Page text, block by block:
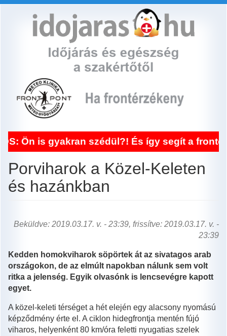
gyakran szédül?! És így segít a
Porviharok a Közel-Keleten
és hazánkban
Beküldve: 2019.03.17. v. - 23:39, frissítve: 2019.03.17. v. -
23:39
Kedden homokviharok söpörtek át az sivatagos arab
országokon, de az elmúlt napokban nálunk sem volt
ritka a jelenség. Egyik olvasónk is lencsevégre kapott
egyet.
A közel-keleti térséget a hét elején egy alacsony nyomású
képződmény érte el. A ciklon hidegfrontja mentén fújó
viharos, helyenként 80 km/óra feletti nyugatias szelek